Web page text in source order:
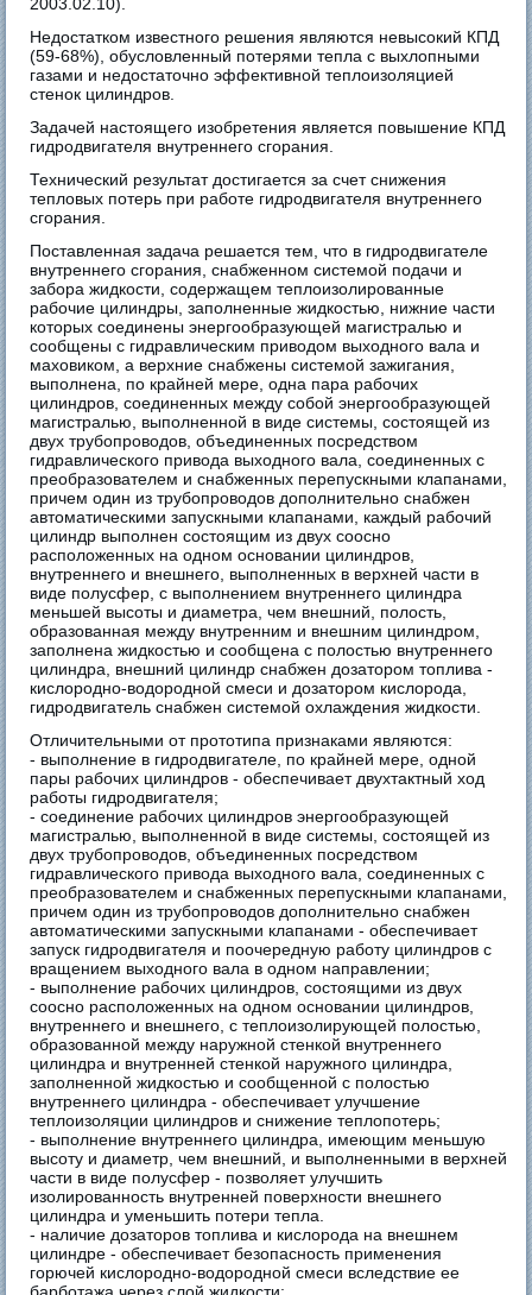
Недостатком известного решения являются невысокий КПД
(59-68%), обусловленный потерями тепла с выхлопными
газами и недостаточно эффективной теплоизоляцией
стенок цилиндров.
Задачей настоящего изобретения является повышение КПД
гидродвигателя внутреннего сгорания.
Технический результат достигается за счет снижения
тепловых потерь при работе гидродвигателя внутреннего
сгорания.
Поставленная задача решается тем, что в гидродвигателе
внутреннего сгорания, снабженном системой подачи и
забора жидкости, содержащем теплоизолированные
рабочие цилиндры, заполненные жидкостью, нижние части
которых соединены энергообразующей магистралью и
сообщены с гидравлическим приводом выходного вала и
маховиком, а верхние снабжены системой зажигания,
выполнена, по крайней мере, одна пара рабочих
цилиндров, соединенных между собой энергообразующей
магистралью, выполненной в виде системы, состоящей из
двух трубопроводов, объединенных посредством
гидравлического привода выходного вала, соединенных с
преобразователем и снабженных перепускными клапанами,
причем один из трубопроводов дополнительно снабжен
автоматическими запускными клапанами, каждый рабочий
цилиндр выполнен состоящим из двух соосно
расположенных на одном основании цилиндров,
внутреннего и внешнего, выполненных в верхней части в
виде полусфер, с выполнением внутреннего цилиндра
меньшей высоты и диаметра, чем внешний, полость,
образованная между внутренним и внешним цилиндром,
заполнена жидкостью и сообщена с полостью внутреннего
цилиндра, внешний цилиндр снабжен дозатором топлива -
кислородно-водородной смеси и дозатором кислорода,
гидродвигатель снабжен системой охлаждения жидкости.
Отличительными от прототипа признаками являются:
- выполнение в гидродвигателе, по крайней мере, одной
пары рабочих цилиндров - обеспечивает двухтактный ход
работы гидродвигателя;
- соединение рабочих цилиндров энергообразующей
магистралью, выполненной в виде системы, состоящей из
двух трубопроводов, объединенных посредством
гидравлического привода выходного вала, соединенных с
преобразователем и снабженных перепускными клапанами,
причем один из трубопроводов дополнительно снабжен
автоматическими запускными клапанами - обеспечивает
запуск гидродвигателя и поочередную работу цилиндров с
вращением выходного вала в одном направлении;
- выполнение рабочих цилиндров, состоящими из двух
соосно расположенных на одном основании цилиндров,
внутреннего и внешнего, с теплоизолирующей полостью,
образованной между наружной стенкой внутреннего
цилиндра и внутренней стенкой наружного цилиндра,
заполненной жидкостью и сообщенной с полостью
внутреннего цилиндра - обеспечивает улучшение
теплоизоляции цилиндров и снижение теплопотерь;
- выполнение внутреннего цилиндра, имеющим меньшую
высоту и диаметр, чем внешний, и выполненными в верхней
части в виде полусфер - позволяет улучшить
изолированность внутренней поверхности внешнего
цилиндра и уменьшить потери тепла.
- наличие дозаторов топлива и кислорода на внешнем
цилиндре - обеспечивает безопасность применения
горючей кислородно-водородной смеси вследствие ее